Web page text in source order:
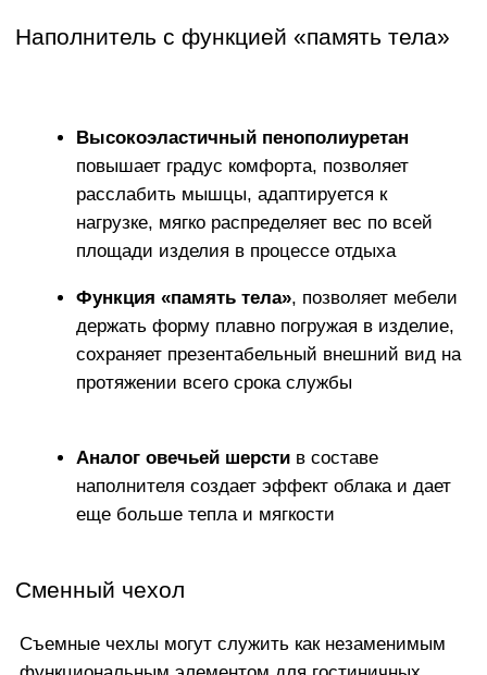
в течении 5 лет
МЯГКОСТЬ
Устраивайтесь поудобнее на своем пуфе в течение
нескольких часов, читайте книгу, играйте, смотрите
фильмы, вздремните или расслабьтесь вместе со
своими любимыми.
ПРИЯТНАЯ К ТЕЛУ И